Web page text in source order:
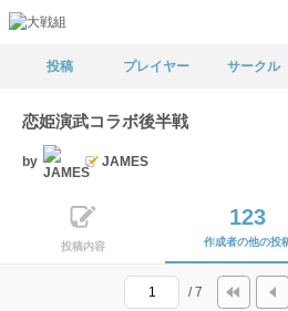
投稿 プレイヤー サークル
恋姫演武コラボ後半戦
by JAMES
投稿内容
123
作成者の他の投
/ 7